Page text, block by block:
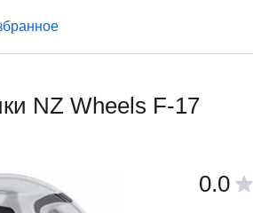
NZ Wheels F-17
0.0